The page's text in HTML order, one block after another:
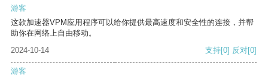
游客
这款加速器VPM应用程序可以给你提供最高速度和安全性的连接，并帮
助你在网络上自由移动。
2024-10-14
支持[0] 反对[0]
游客